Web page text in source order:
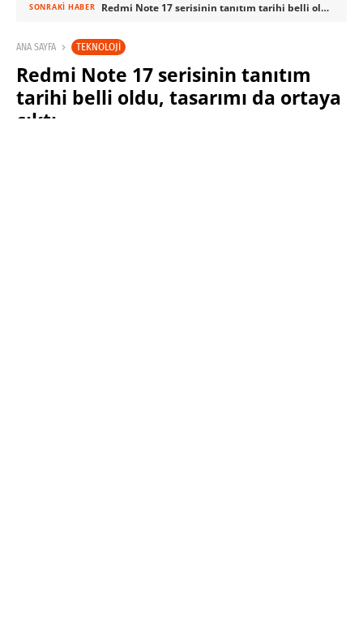
SONRAKI HABER Redmi Note 17 serisinin tanıtım tarihi belli oldu, tasarımı da ortaya çıktı
ANA SAYFA TEKNOLOJI
Redmi Note 17 serisinin tanıtım
tarihi belli oldu, tasarımı da ortaya
çıktı